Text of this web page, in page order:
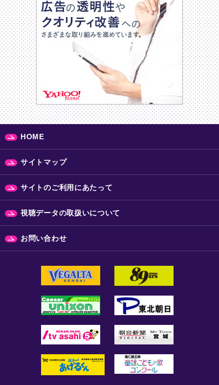
HOME
サイトマップ
サイトのご利用にあたって
視聴データの取扱いについて
お問い合わせ